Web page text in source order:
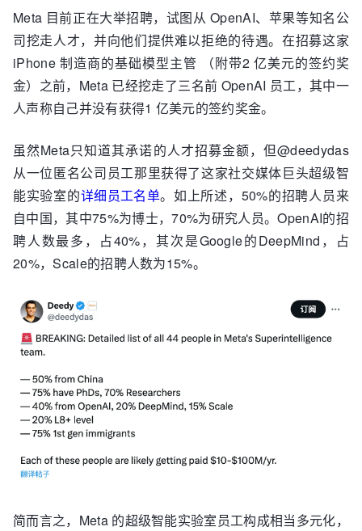
Meta 目前正在大举招聘，试图从 OpenAI、苹果等知名公
司挖走人才，并向他们提供难以拒绝的待遇。在招募这家
iPhone 制造商的基础模型主管 （附带2 亿美元的签约奖
金）之前，Meta 已经挖走了三名前 OpenAI 员工，其中一
人声称自己并没有获得1 亿美元的签约奖金。
虽然Meta只知道其承诺的人才招募金额，但@deedydas
从一位匿名公司员工那里获得了这家社交媒体巨头超级智
能实验室的详细员工名单。如上所述，50%的招聘人员来
自中国，其中75%为博士，70%为研究人员。OpenAI的招
聘人数最多，占40%，其次是Google的DeepMind，占
20%，Scale的招聘人数为15%。
简而言之，Meta 的超级智能实验室员工构成相当多元化，